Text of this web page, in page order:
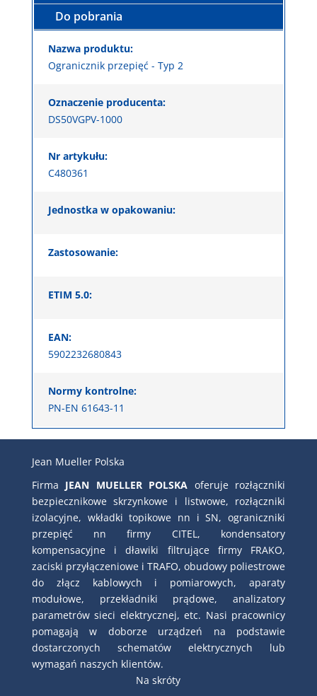
Do pobrania
Nazwa produktu:
Ogranicznik przepięć - Typ 2
Oznaczenie producenta:
DS50VGPV-1000
Nr artykułu:
C480361
Jednostka w opakowaniu:
Zastosowanie:
ETIM 5.0:
EAN:
5902232680843
Normy kontrolne:
PN-EN 61643-11
Jean Mueller Polska
Firma JEAN MUELLER POLSKA oferuje rozłączniki
bezpiecznikowe skrzynkowe i listwowe, rozłączniki
izolacyjne, wkładki topikowe nn i SN, ograniczniki
przepięć nn firmy CITEL, kondensatory
kompensacyjne i dławiki filtrujące firmy FRAKO,
zaciski przyłączeniowe i TRAFO, obudowy poliestrowe
do złącz kablowych i pomiarowych, aparaty
modułowe, przekładniki prądowe, analizatory
parametrów sieci elektrycznej, etc. Nasi pracownicy
pomagają w doborze urządzeń na podstawie
dostarczonych schematów elektrycznych lub
wymagań naszych klientów.
Na skróty